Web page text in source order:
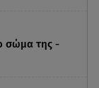
σώμα της -